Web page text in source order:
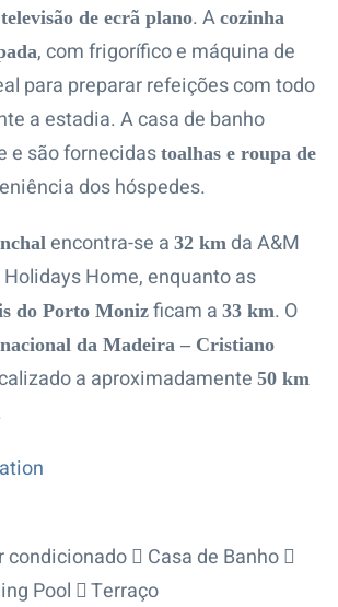
televisão de ecrã plano. A cozinha
, com frigorífico e máquina de
para preparar refeições com todo
a estadia. A casa de banho
e são fornecidas toalhas e roupa de
dos hóspedes.
encontra-se a 32 km da A&M
Home, enquanto as
do Porto Moniz ficam a 33 km. O
da Madeira – Cristiano
a aproximadamente 50 km
condicionado
Casa de Banho
Pool
Terraço